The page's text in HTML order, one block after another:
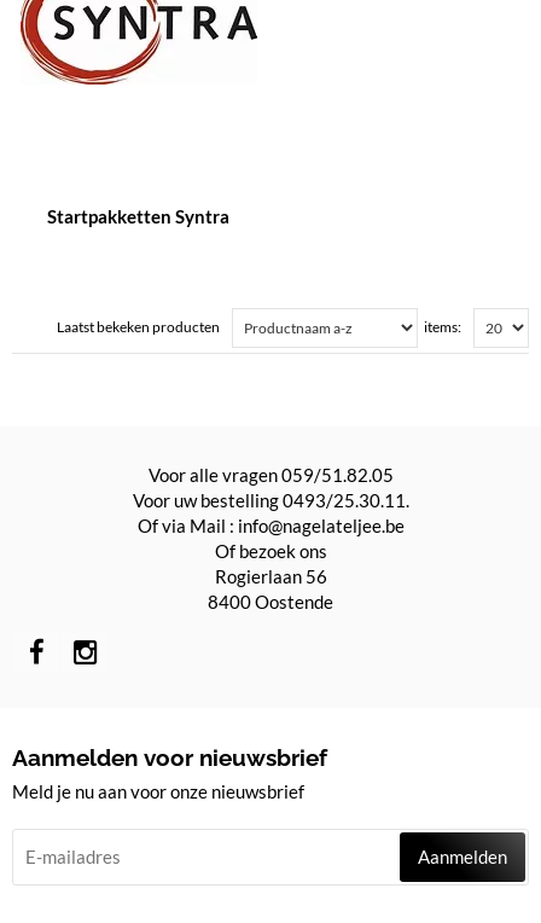
Startpakketten Syntra
Laatst bekeken producten items:
Voor alle vragen 059/51.82.05
Voor uw bestelling 0493/25.30.11.
Of via Mail : info@nagelateljee.be
Of bezoek ons
Rogierlaan 56
8400 Oostende
Aanmelden voor nieuwsbrief
Meld je nu aan voor onze nieuwsbrief
Aanmelden